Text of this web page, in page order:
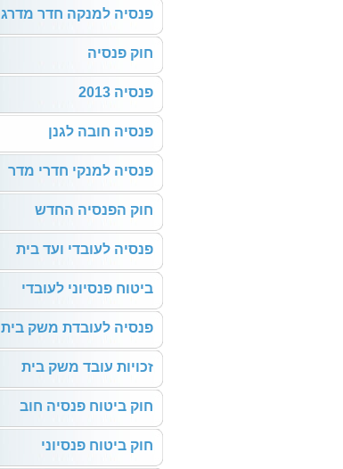
פנסיה למנקה חדר מדרג
חוק פנסיה
פנסיה 2013
פנסיה חובה לגנן
פנסיה למנקי חדרי מדר
חוק הפנסיה החדש
פנסיה לעובדי ועד בית
ביטוח פנסיוני לעובדי
פנסיה לעובדת משק בית
זכויות עובד משק בית
חוק ביטוח פנסיה חוב
חוק ביטוח פנסיוני